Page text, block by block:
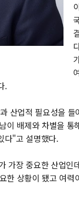
.
산업적 필요성을
배제와 차별을 통
다"고 설명했다.
가장 중요한 산업인
상황이 됐고 여력